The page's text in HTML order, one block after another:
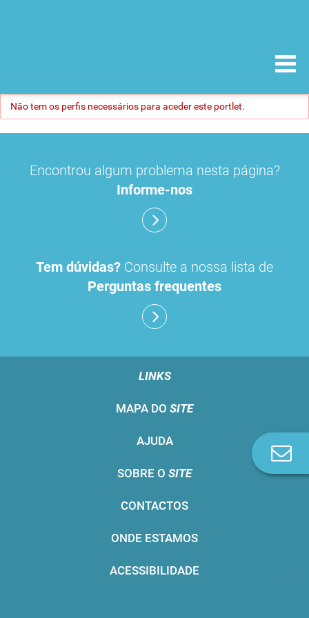
Não tem os perfis necessários para aceder este portlet.
Encontrou algum problema nesta página?
Informe-nos
Tem dúvidas? Consulte a nossa lista de
Perguntas frequentes
LINKS
MAPA DO SITE
AJUDA
SOBRE O SITE
CONTACTOS
ONDE ESTAMOS
ACESSIBILIDADE